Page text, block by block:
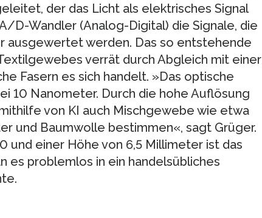
der das Licht als elektrisches Signal
D-Wandler (Analog-Digital) die Signale, die
ausgewertet werden. Das so entstehende
verrät durch Abgleich mit einer
Fasern es sich handelt. »Das optische
10 Nanometer. Durch die hohe Auflösung
von KI auch Mischgewebe wie etwa
und Baumwolle bestimmen«, sagt Grüger.
und einer Höhe von 6,5 Millimeter ist das
es problemlos in ein handelsübliches